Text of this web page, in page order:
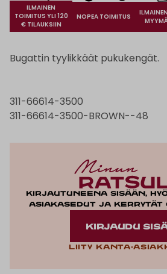
ILMAINEN
TOIMITUS YLI 120
€ TILAUKSIIN
NOPEA TOIMITUS
Bugattin tyylikkäät pukukengät.
311-66614-3500
311-66614-3500-BROWN--48
Kirjautuneena sisään,
asiakasedut ja kerrytät
KIRJAUDU
Liity kanta-